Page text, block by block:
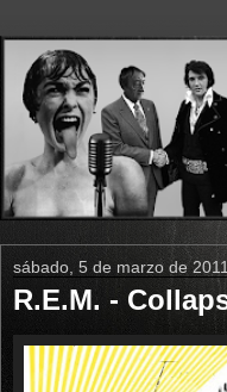
sábado, 5 de marzo de 2011
R.E.M. -